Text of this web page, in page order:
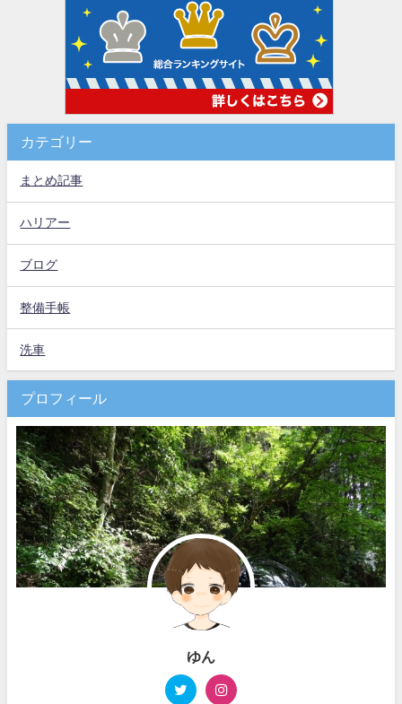
カテゴリー
まとめ記事
ハリアー
ブログ
整備手帳
洗車
プロフィール
ゆん